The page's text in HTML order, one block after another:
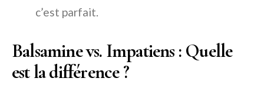
c’est parfait.
Balsamine vs. Impatiens : Quelle
est la différence ?